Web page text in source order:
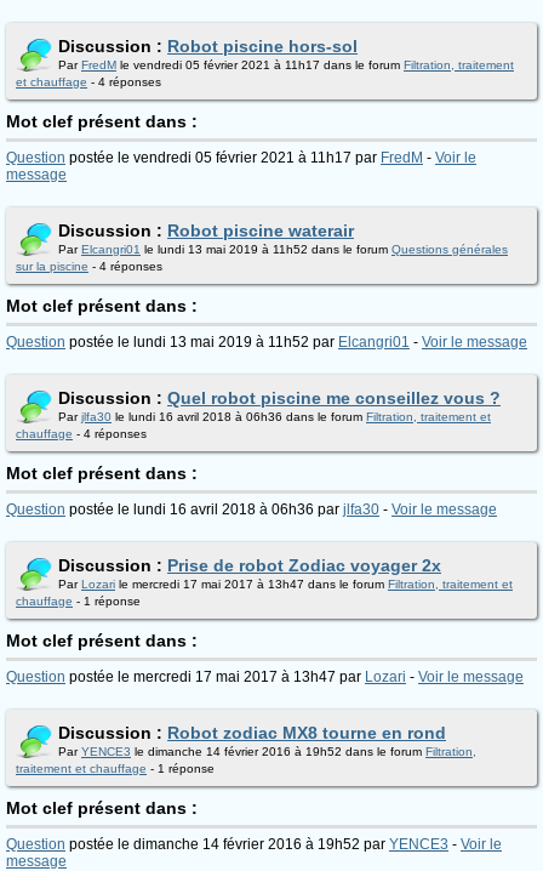
Discussion : Robot piscine hors-sol
ParFredM le vendredi 05 février 2021 à 11h17 dans le forum Filtration, traitement
et chauffage - 4 réponses
Mot clef présent dans :
Question postée le vendredi 05 février 2021 à 11h17 par FredM - Voir le
message
Discussion : Robot piscine waterair
ParElcangri01 le lundi 13 mai 2019 à 11h52 dans le forum Questions générales
sur la piscine - 4 réponses
Mot clef présent dans :
Question postée le lundi 13 mai 2019 à 11h52 par Elcangri01 - Voir le message
Discussion : Quel robot piscine me conseillez vous ?
Parjlfa30 le lundi 16 avril 2018 à 06h36 dans le forum Filtration, traitement et
chauffage - 4 réponses
Mot clef présent dans :
Question postée le lundi 16 avril 2018 à 06h36 par jlfa30 - Voir le message
Discussion : Prise de robot Zodiac voyager 2x
ParLozari le mercredi 17 mai 2017 à 13h47 dans le forum Filtration, traitement et
chauffage - 1 réponse
Mot clef présent dans :
Question postée le mercredi 17 mai 2017 à 13h47 par Lozari - Voir le message
Discussion : Robot zodiac MX8 tourne en rond
ParYENCE3 le dimanche 14 février 2016 à 19h52 dans le forum Filtration,
traitement et chauffage - 1 réponse
Mot clef présent dans :
Question postée le dimanche 14 février 2016 à 19h52 par YENCE3 - Voir le
message